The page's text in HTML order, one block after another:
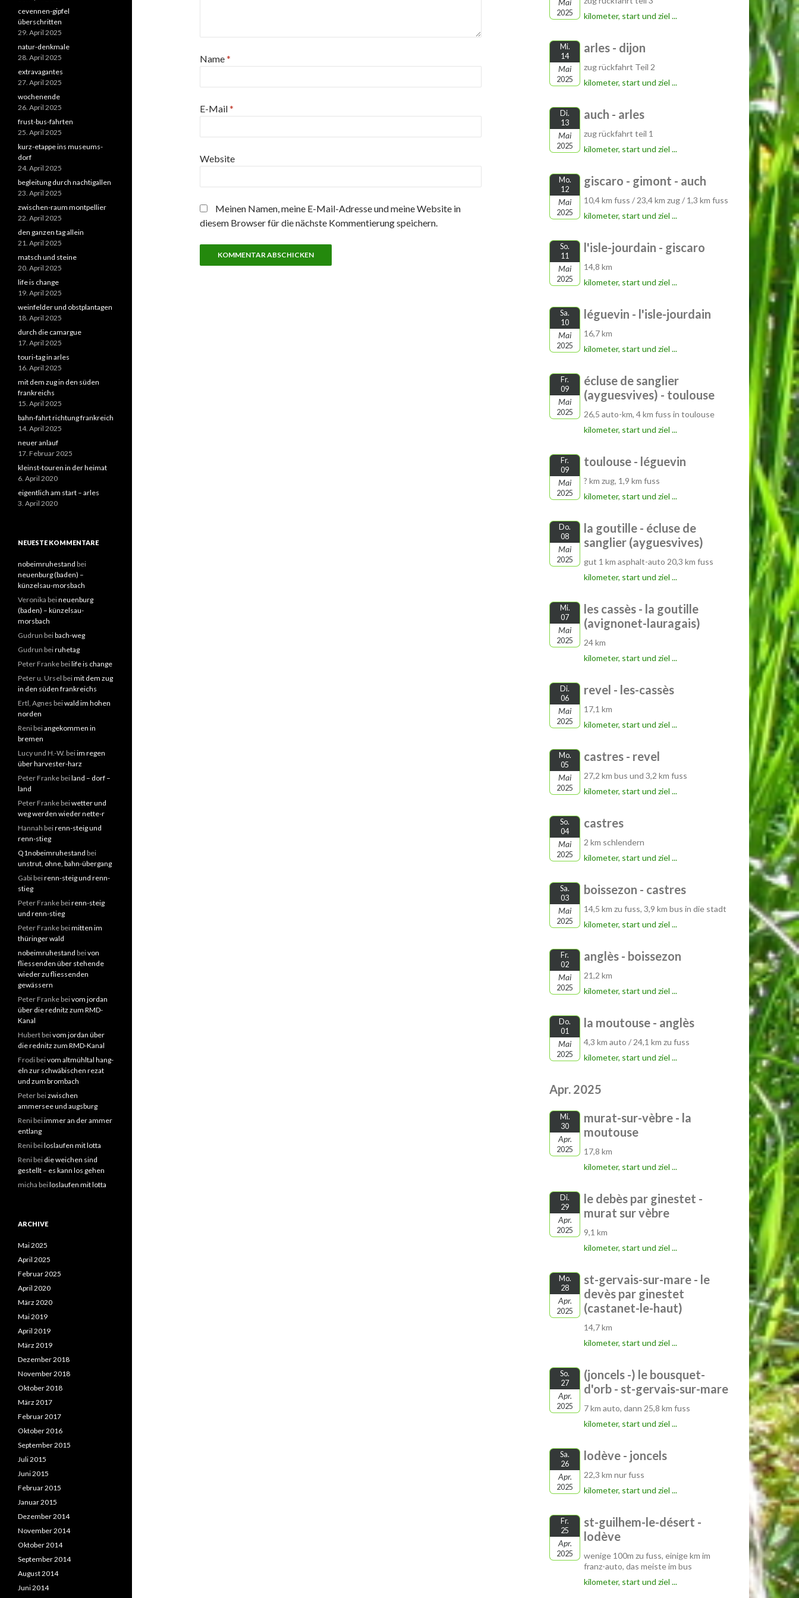
Name*
E-Mail*
Website
Meinen Namen, meine E-Mail-Adresse und meine Website in
diesem Browser für die nächste Kommentierung speichern.
Mai
2025
kilometer, start und ziel ...
Mi.
14
Mai
2025
arles - dijon
zug rückfahrt Teil 2
kilometer, start und ziel ...
Di.
13
Mai
2025
auch - arles
zug rückfahrt teil 1
kilometer, start und ziel ...
Mo.
12
Mai
2025
giscaro - gimont - auch
10,4 km fuss / 23,4 km zug / 1,3 km fuss
kilometer, start und ziel ...
So.
11
Mai
2025
l'isle-jourdain - giscaro
14,8 km
kilometer, start und ziel ...
Sa.
10
Mai
2025
léguevin - l'isle-jourdain
16,7 km
kilometer, start und ziel ...
Fr.
09
Mai
2025
écluse de sanglier
(ayguesvives) - toulouse
26,5 auto-km, 4 km fuss in toulouse
kilometer, start und ziel ...
Fr.
09
Mai
2025
toulouse - léguevin
? km zug, 1,9 km fuss
kilometer, start und ziel ...
Do.
08
Mai
2025
la goutille - écluse de
sanglier (ayguesvives)
gut 1 km asphalt-auto 20,3 km fuss
kilometer, start und ziel ...
Mi.
07
Mai
2025
les cassès - la goutille
(avignonet-lauragais)
24 km
kilometer, start und ziel ...
Di.
06
Mai
2025
revel - les-cassès
17,1 km
kilometer, start und ziel ...
Mo.
05
Mai
2025
castres - revel
27,2 km bus und 3,2 km fuss
kilometer, start und ziel ...
So.
04
Mai
2025
castres
2 km schlendern
kilometer, start und ziel ...
Sa.
03
Mai
2025
boissezon - castres
14,5 km zu fuss, 3,9 km bus in die stadt
kilometer, start und ziel ...
Fr.
02
Mai
2025
anglès - boissezon
21,2 km
kilometer, start und ziel ...
Do.
01
Mai
2025
la moutouse - anglès
4,3 km auto / 24,1 km zu fuss
kilometer, start und ziel ...
Apr. 2025
Mi.
30
Apr.
2025
murat-sur-vèbre - la
moutouse
17,8 km
kilometer, start und ziel ...
Di.
29
Apr.
2025
le debès par ginestet -
murat sur vèbre
9,1 km
kilometer, start und ziel ...
Mo.
28
Apr.
2025
st-gervais-sur-mare - le
devès par ginestet
(castanet-le-haut)
14,7 km
kilometer, start und ziel ...
So.
27
Apr.
2025
(joncels -) le bousquet-
d'orb - st-gervais-sur-mare
7 km auto, dann 25,8 km fuss
kilometer, start und ziel ...
Sa.
26
Apr.
2025
lodève - joncels
22,3 km nur fuss
kilometer, start und ziel ...
Fr.
25
Apr.
2025
st-guilhem-le-désert -
lodève
wenige 100m zu fuss, einige km im
franz-auto, das meiste im bus
kilometer, start und ziel ...
cevennen-gipfel
überschritten
29. April 2025
natur-denkmale
28. April 2025
extravagantes
27. April 2025
wochenende
26. April 2025
frust-bus-fahrten
25. April 2025
kurz-etappe ins museums-
dorf
24. April 2025
begleitung durch nachtigallen
23. April 2025
zwischen-raum montpellier
22. April 2025
den ganzen tag allein
21. April 2025
matsch und steine
20. April 2025
life is change
19. April 2025
weinfelder und obstplantagen
18. April 2025
durch die camargue
17. April 2025
touri-tag in arles
16. April 2025
mit dem zug in den süden
frankreichs
15. April 2025
bahn-fahrt richtung frankreich
14. April 2025
neuer anlauf
17. Februar 2025
kleinst-touren in der heimat
6. April 2020
eigentlich am start – arles
3. April 2020
NEUESTE KOMMENTARE
nobeimruhestand bei
neuenburg (baden) –
künzelsau-morsbach
Veronika beineuenburg
(baden) – künzelsau-
morsbach
Gudrun beibach-weg
Gudrun beiruhetag
Peter Frankebeilife is change
Peter u. Ursel beimit dem zug
in den süden frankreichs
Ertl, Agnes beiwald im hohen
norden
Renibeiangekommen in
bremen
Lucy und H.-W. beiim regen
über harvester-harz
Peter Frankebeiland – dorf –
land
Peter Frankebeiwetter und
weg werden wieder nette-r
Hannah beirenn-steig und
renn-stieg
Q1nobeimruhestand bei
unstrut, ohne, bahn-übergang
Gabibeirenn-steig und renn-
stieg
Peter Frankebeirenn-steig
und renn-stieg
Peter Frankebeimitten im
thüringer wald
nobeimruhestand beivon
fliessenden über stehende
wieder zu fliessenden
gewässern
Peter Frankebeivom jordan
über die rednitz zum RMD-
Kanal
Hubertbeivom jordan über
die rednitz zum RMD-Kanal
Frodibeivom altmühltal hang-
eln zur schwäbischen rezat
und zum brombach
Peterbeizwischen
ammersee und augsburg
Renibeiimmer an der ammer
entlang
Renibeiloslaufen mit lotta
Renibei die weichen sind
gestellt – es kann los gehen
micha beiloslaufen mit lotta
ARCHIVE
Mai 2025
April 2025
Februar 2025
April 2020
März 2020
Mai 2019
April 2019
März 2019
Dezember 2018
November 2018
Oktober 2018
März 2017
Februar 2017
Oktober 2016
September 2015
Juli 2015
Juni 2015
Februar 2015
Januar 2015
Dezember 2014
November 2014
Oktober 2014
September 2014
August 2014
Juni 2014